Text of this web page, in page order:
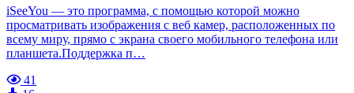
iSeeYou — это программа, с помощью которой можно
просматривать изображения с веб камер, расположенных по
всему миру, прямо с экрана своего мобильного телефона или
планшета.Поддержка п…
41